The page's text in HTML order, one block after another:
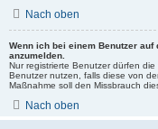
Nach oben
Wenn ich bei einem Benutzer
anzumelden.
Nur registrierte Benutzer dürfen
Benutzer nutzen, falls diese von
Maßnahme soll den Missbrauch
Nach oben